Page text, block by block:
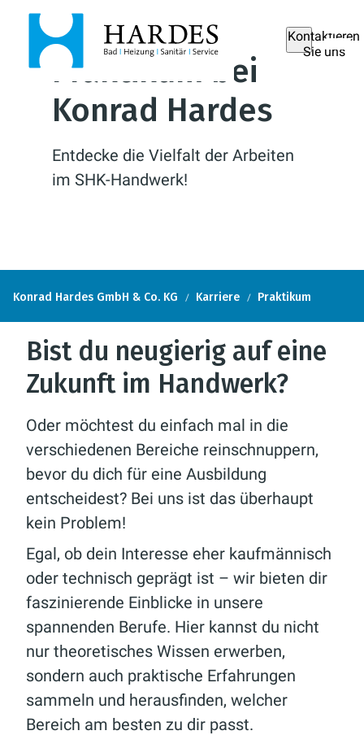
Kontaktieren
Sie uns
Praktikum bei
Konrad Hardes
Entdecke die Vielfalt der Arbeiten
im SHK-Handwerk!
Konrad Hardes GmbH & Co. KG Karriere Praktikum
Bist du neugierig auf eine
Zukunft im Handwerk?
Oder möchtest du einfach mal in die
verschiedenen Bereiche reinschnuppern,
bevor du dich für eine Ausbildung
entscheidest? Bei uns ist das überhaupt
kein Problem!
Egal, ob dein Interesse eher kaufmännisch
oder technisch geprägt ist – wir bieten dir
faszinierende Einblicke in unsere
spannenden Berufe. Hier kannst du nicht
nur theoretisches Wissen erwerben,
sondern auch praktische Erfahrungen
sammeln und herausfinden, welcher
Bereich am besten zu dir passt.